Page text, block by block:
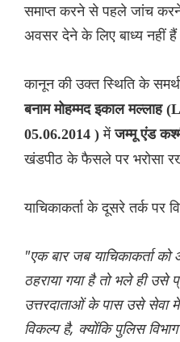
समाप्त करने से पहले जांच करने
अवसर देने के लिए बाध्य नहीं
कानून की उक्त स्थिति के
बनाम मोहम्मद इकाल मल्लाह
05.06.2014 )मेंजम्मू एंड
खंडपीठ के फैसले पर भरोसा
याचिकाकर्ता के दूसरे तर्क पर
"एक बार जब याचिकाकर्ता को
ठहराया गया है तो भले ही उसे
उत्तरदाताओं के पास उसे
विकल्प है, क्योंकि पुलिस